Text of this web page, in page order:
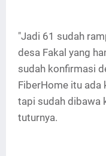
"Jadi 61 sudah
desa Fakal yang
sudah konfirmasi
FiberHome itu ada
tapi sudah dibawa
tuturnya.